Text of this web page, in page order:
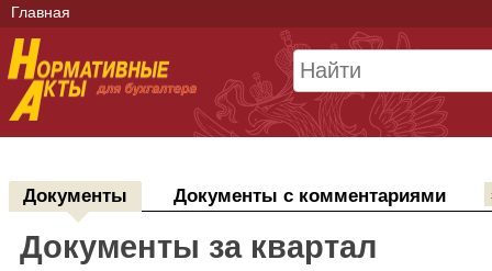
Главная
Документы Документы с комментариями
Документы за квартал